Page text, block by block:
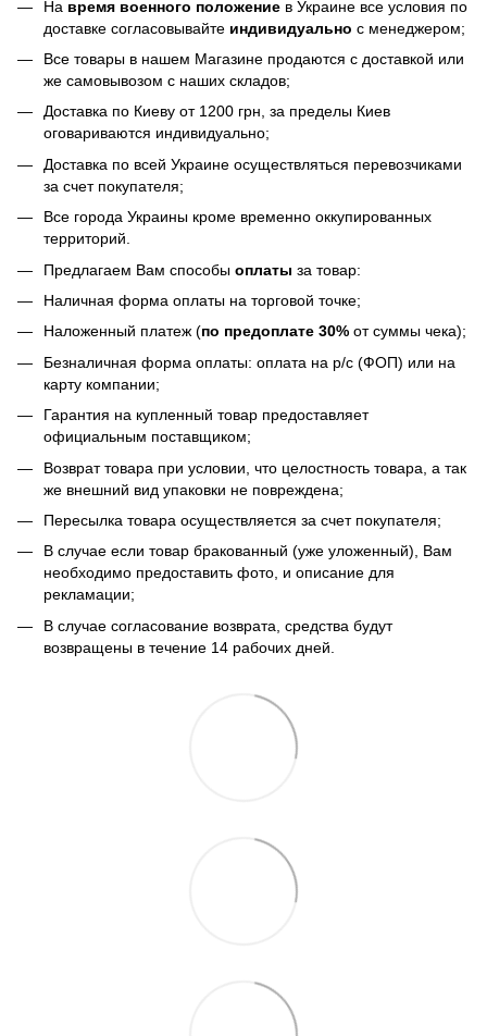
На время военного положение в Украине все условия по
доставке согласовывайте индивидуально с менеджером;
Все товары в нашем Магазине продаются с доставкой или
же самовывозом с наших складов;
Доставка по Киеву от 1200 грн, за пределы Киев
оговариваются индивидуально;
Доставка по всей Украине осуществляться перевозчиками
за счет покупателя;
Все города Украины кроме временно оккупированных
территорий.
Предлагаем Вам способы оплаты за товар:
Наличная форма оплаты на торговой точке;
Наложенный платеж (по предоплате 30% от суммы чека);
Безналичная форма оплаты: оплата на р/с (ФОП) или на
карту компании;
Гарантия на купленный товар предоставляет
официальным поставщиком;
Возврат товара при условии, что целостность товара, а так
же внешний вид упаковки не повреждена;
Пересылка товара осуществляется за счет покупателя;
В случае если товар бракованный (уже уложенный), Вам
необходимо предоставить фото, и описание для
рекламации;
В случае согласование возврата, средства будут
возвращены в течение 14 рабочих дней.